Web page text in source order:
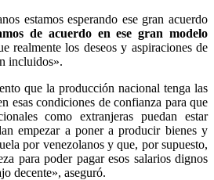
estamos esperando ese gran acuerdo
de acuerdo en ese gran modelo
realmente los deseos y aspiraciones de
incluidos».
que la producción nacional tenga las
esas condiciones de confianza para que
como extranjeras puedan estar
empezar a poner a producir bienes y
por venezolanos y que, por supuesto,
para poder pagar esos salarios dignos
decente», aseguró.